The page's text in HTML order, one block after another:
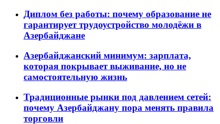
Диплом без работы: почему образование не
гарантирует трудоустройство молодёжи в
Азербайджане
Азербайджанский минимум: зарплата,
которая покрывает выживание, но не
самостоятельную жизнь
Традиционные рынки под давлением сетей:
почему Азербайджану пора менять правила
торговли